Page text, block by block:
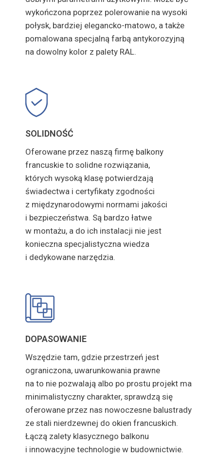
wykończona poprzez polerowanie na wysoki
połysk, bardziej elegancko-matowo, a także
pomalowana specjalną farbą antykorozyjną
na dowolny kolor z palety RAL.
SOLIDNOŚĆ
Oferowane przez naszą firmę balkony
francuskie to solidne rozwiązania,
których wysoką klasę potwierdzają
świadectwa i certyfikaty zgodności
z międzynarodowymi normami jakości
i bezpieczeństwa. Są bardzo łatwe
w montażu, a do ich instalacji nie jest
konieczna specjalistyczna wiedza
i dedykowane narzędzia.
DOPASOWANIE
Wszędzie tam, gdzie przestrzeń jest
ograniczona, uwarunkowania prawne
na to nie pozwalają albo po prostu projekt ma
minimalistyczny charakter, sprawdzą się
oferowane przez nas nowoczesne balustrady
ze stali nierdzewnej do okien francuskich.
Łączą zalety klasycznego balkonu
i innowacyjne technologie w budownictwie.